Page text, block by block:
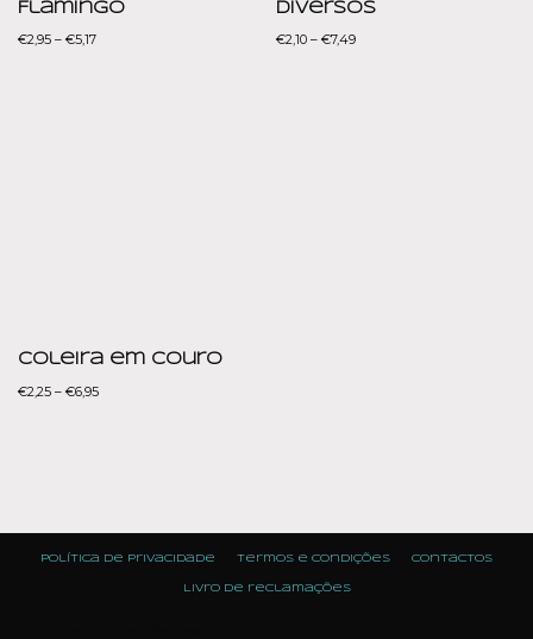
Flamingo
€2,95 – €5,17
diversos
€2,10 – €7,49
Coleira em Couro
€2,25 – €6,95
Política de Privacidade Termos e condições Contactos
Livro de reclamações